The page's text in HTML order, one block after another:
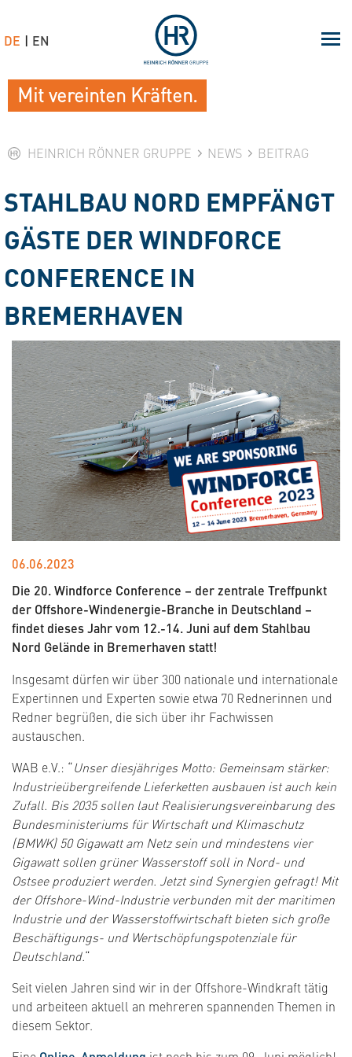
HEINRICH RÖNNER GRUPPE NEWS BEITRAG
STAHLBAU NORD EMPFÄNGT
GÄSTE DER WINDFORCE
CONFERENCE IN
BREMERHAVEN
06.06.2023
Die 20. Windforce Conference – der zentrale Treffpunkt
der Offshore-Windenergie-Branche in Deutschland –
findet dieses Jahr vom 12.-14. Juni auf dem Stahlbau
Nord Gelände in Bremerhaven statt!
Insgesamt dürfen wir über 300 nationale und internationale
Expertinnen und Experten sowie etwa 70 Rednerinnen und
Redner begrüßen, die sich über ihr Fachwissen
austauschen.
WAB e.V.: “Unser diesjähriges Motto: Gemeinsam stärker:
Industrieübergreifende Lieferketten ausbauen ist auch kein
Zufall. Bis 2035 sollen laut Realisierungsvereinbarung des
Bundesministeriums für Wirtschaft und Klimaschutz
(BMWK) 50 Gigawatt am Netz sein und mindestens vier
Gigawatt sollen grüner Wasserstoff soll in Nord- und
Ostsee produziert werden. Jetzt sind Synergien gefragt! Mit
der Offshore-Wind-Industrie verbunden mit der maritimen
Industrie und der Wasserstoffwirtschaft bieten sich große
Beschäftigungs- und Wertschöpfungspotenziale für
Deutschland.“
Seit vielen Jahren sind wir in der Offshore-Windkraft tätig
und arbeiteen aktuell an mehreren spannenden Themen in
diesem Sektor.
Mit vereinten Kräften.
DE EN